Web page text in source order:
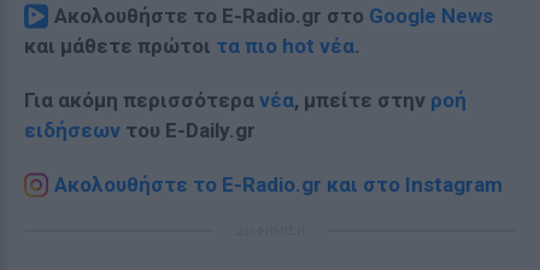
Ακολουθήστε το E-Radio.gr στο Google News
και μάθετε πρώτοι τα πιο hot νέα.
Για ακόμη περισσότερα νέα, μπείτε στην ροή
ειδήσεων του E-Daily.gr
Ακολουθήστε το E-Radio.gr και στο Instagram